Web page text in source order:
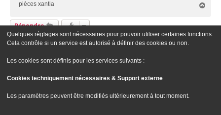
pièces xantia
Répondre
1 Message • Page1Sur 1
Quelques réglages sont nécessaires pour pouvoir utiliser certaines fonctions.
Cela contrôle si un service est autorisé à définir des cookies ou non.
Les cookies sont définis pour les services suivants :
Cookies techniquement nécessaires & Support externe.
Les paramètres peuvent être modifiés ultérieurement à tout moment.